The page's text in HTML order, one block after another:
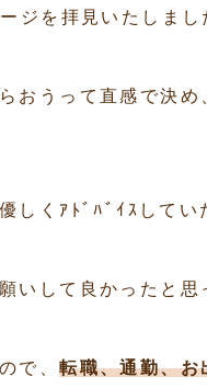
ジを拝見いたしまし
おうって直感で決
しくｱﾄﾞﾊﾞｲｽしてい
いして良かったと思
で、転職、通勤、お